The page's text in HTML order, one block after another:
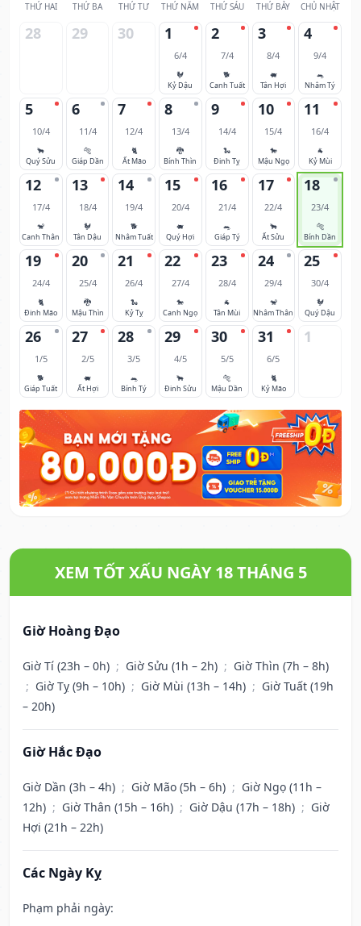
THỨ HAI THỨ BA THỨ TƯ THỨ NĂM THỨ SÁU THỨ BẢY CHỦ NHẬT
28 29 30 1
6/4
🐓
Kỷ Dậu
2
7/4
🐕
Canh Tuất
3
8/4
🐖
Tân Hợi
4
9/4
🐀
Nhâm Tý
5
10/4
🐂
Quý Sửu
6
11/4
🐅
Giáp Dần
7
12/4
🐈
Ất Mão
8
13/4
🐉
Bính Thìn
9
14/4
🐍
Đinh Tỵ
10
15/4
🐎
Mậu Ngọ
11
16/4
🐐
Kỷ Mùi
12
17/4
🐒
Canh Thân
13
18/4
🐓
Tân Dậu
14
19/4
🐕
Nhâm Tuất
15
20/4
🐖
Quý Hợi
16
21/4
🐀
Giáp Tý
17
22/4
🐂
Ất Sửu
18
23/4
🐅
Bính Dần
19
24/4
🐈
Đinh Mão
20
25/4
🐉
Mậu Thìn
21
26/4
🐍
Kỷ Tỵ
22
27/4
🐎
Canh Ngọ
23
28/4
🐐
Tân Mùi
24
29/4
🐒
Nhâm Thân
25
30/4
🐓
Quý Dậu
26
1/5
🐕
Giáp Tuất
27
2/5
🐖
Ất Hợi
28
3/5
🐀
Bính Tý
29
4/5
🐂
Đinh Sửu
30
5/5
🐅
Mậu Dần
31
6/5
🐈
Kỷ Mão
1
XEM TỐT XẤU NGÀY 18 THÁNG 5
Giờ Hoàng Đạo
Giờ Tí (23h – 0h) ; Giờ Sửu (1h – 2h) ; Giờ Thìn (7h – 8h)
; Giờ Tỵ (9h – 10h) ; Giờ Mùi (13h – 14h) ; Giờ Tuất (19h
– 20h)
Giờ Hắc Đạo
Giờ Dần (3h – 4h) ; Giờ Mão (5h – 6h) ; Giờ Ngọ (11h –
12h) ; Giờ Thân (15h – 16h) ; Giờ Dậu (17h – 18h) ; Giờ
Hợi (21h – 22h)
Các Ngày Kỵ
Phạm phải ngày: